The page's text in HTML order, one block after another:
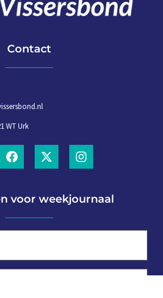
Contact
WT Urk
voor weekjournaal